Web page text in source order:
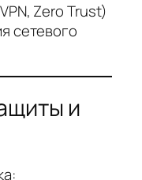
Zero Trust)
сетевого
и